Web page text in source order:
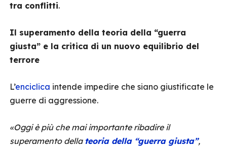
tra conflitti.
Il superamento della teoria della “guerra
giusta” e la critica di un nuovo equilibrio del
terrore
L’enciclica intende impedire che siano giustificate le
guerre di aggressione.
«Oggi è più che mai importante ribadire il
superamento della teoria della “guerra giusta”,